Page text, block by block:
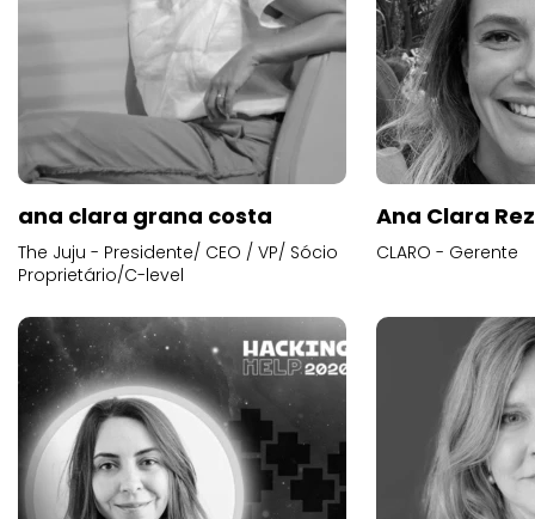
ana clara grana costa
The Juju - Presidente/ CEO / VP/ Sócio
Proprietário/C-level
Ana Clara
CLARO - Gerente